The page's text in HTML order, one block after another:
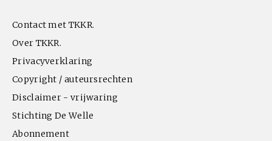
Contact met TKKR.
Over TKKR.
Privacyverklaring
Copyright / auteursrechten
Disclaimer - vrijwaring
Stichting De Welle
Abonnement